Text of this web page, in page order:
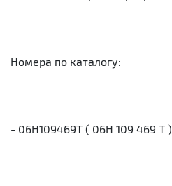
Номера по каталогу:
- 06H109469T ( 06H 109 469 T )